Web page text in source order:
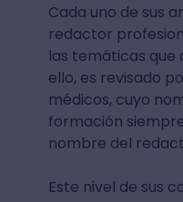
Cada uno de sus
redactor
las temáticas que
ello, es revisado
médicos, cuyo
formación
nombre del
Este nivel de sus